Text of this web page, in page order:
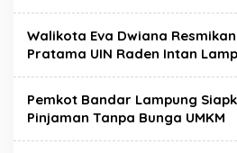
Walikota Eva Dwiana
Pratama UIN Raden Intan
Pemkot Bandar Lampung
Pinjaman Tanpa Bunga UMKM